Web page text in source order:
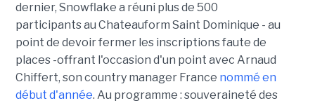
dernier, Snowflake a réuni plus de 500
participants au Chateauform Saint Dominique - au
point de devoir fermer les inscriptions faute de
places -offrant l'occasion d'un point avec Arnaud
Chiffert, son country manager France nommé en
début d'année. Au programme : souveraineté des